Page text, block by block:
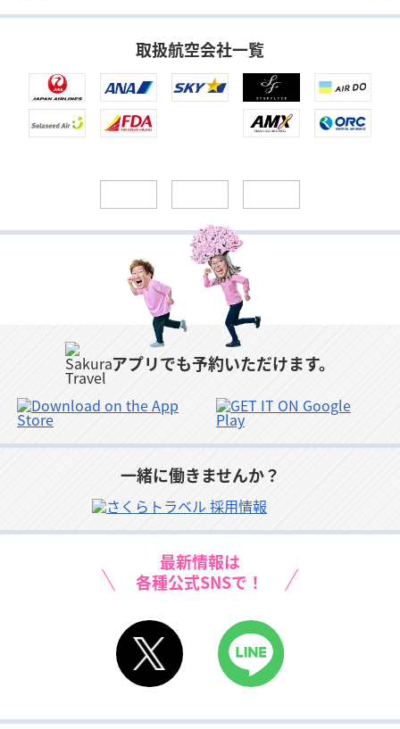
利尻空港
仙台空港
静岡空港
神戸空港
隠岐空港
岩国空港
高松空港
松山空港
長崎空港
与論空港
沖永良部空港
奄美空港
屋久島空港
久米島空港
南大東空港
新石垣空港
与那国空港
取扱航空会社一覧
アプリでも予約いただけます。
一緒に働きませんか？
最新情報は
各種公式SNSで！
X LINE